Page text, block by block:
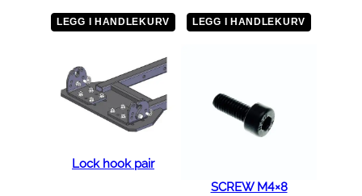
LEGG I HANDLEKURV LEGG I HANDLEKURV
Lock hook pair
SCREW M4×8